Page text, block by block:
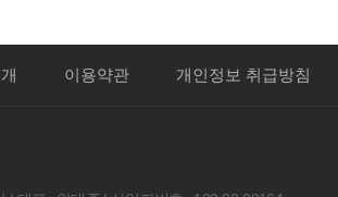
이용약관 개인정보 취급방침